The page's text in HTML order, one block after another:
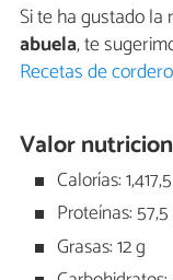
Si te ha gustado la
abuela, te
Recetas de cordero
Valor
Calorías:
Proteínas:
Grasas: 12 g